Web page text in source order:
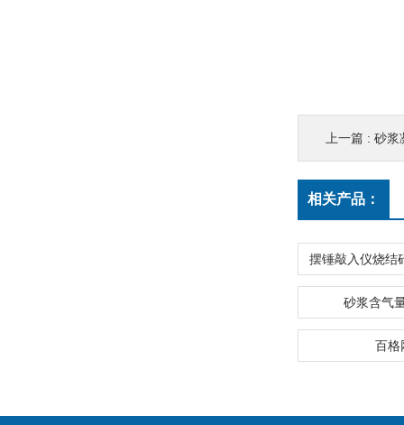
上一篇 : 砂浆
相关产品：
砂浆含气
百格